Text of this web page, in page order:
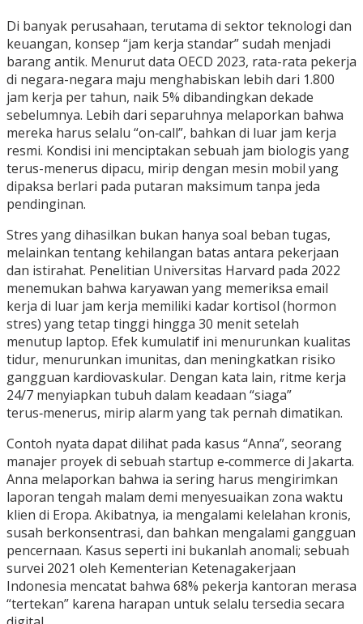
Di banyak perusahaan, terutama di sektor teknologi dan
keuangan, konsep “jam kerja standar” sudah menjadi
barang antik. Menurut data OECD 2023, rata-rata pekerja
di negara-negara maju menghabiskan lebih dari 1.800
jam kerja per tahun, naik 5% dibandingkan dekade
sebelumnya. Lebih dari separuhnya melaporkan bahwa
mereka harus selalu “on‑call”, bahkan di luar jam kerja
resmi. Kondisi ini menciptakan sebuah jam biologis yang
terus-menerus dipacu, mirip dengan mesin mobil yang
dipaksa berlari pada putaran maksimum tanpa jeda
pendinginan.
Stres yang dihasilkan bukan hanya soal beban tugas,
melainkan tentang kehilangan batas antara pekerjaan
dan istirahat. Penelitian Universitas Harvard pada 2022
menemukan bahwa karyawan yang memeriksa email
kerja di luar jam kerja memiliki kadar kortisol (hormon
stres) yang tetap tinggi hingga 30 menit setelah
menutup laptop. Efek kumulatif ini menurunkan kualitas
tidur, menurunkan imunitas, dan meningkatkan risiko
gangguan kardiovaskular. Dengan kata lain, ritme kerja
24/7 menyiapkan tubuh dalam keadaan “siaga”
terus‑menerus, mirip alarm yang tak pernah dimatikan.
Contoh nyata dapat dilihat pada kasus “Anna”, seorang
manajer proyek di sebuah startup e‑commerce di Jakarta.
Anna melaporkan bahwa ia sering harus mengirimkan
laporan tengah malam demi menyesuaikan zona waktu
klien di Eropa. Akibatnya, ia mengalami kelelahan kronis,
susah berkonsentrasi, dan bahkan mengalami gangguan
pencernaan. Kasus seperti ini bukanlah anomali; sebuah
survei 2021 oleh Kementerian Ketenagakerjaan
Indonesia mencatat bahwa 68% pekerja kantoran merasa
“tertekan” karena harapan untuk selalu tersedia secara